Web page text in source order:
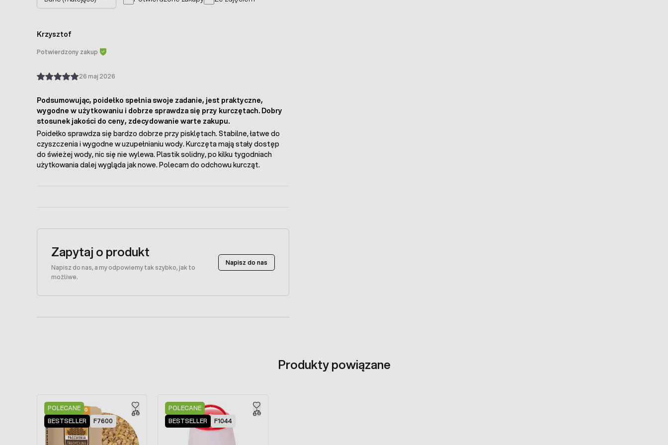
Krzysztof
Potwierdzony zakup
26 maj 2026
Podsumowując, poidełko spełnia swoje zadanie, jest praktyczne,
wygodne w użytkowaniu i dobrze sprawdza się przy kurczętach. Dobry
stosunek jakości do ceny, zdecydowanie warte zakupu.
Poidełko sprawdza się bardzo dobrze przy pisklętach. Stabilne, łatwe do
czyszczenia i wygodne w uzupełnianiu wody. Kurczęta mają stały dostęp
do świeżej wody, nic się nie wylewa. Plastik solidny, po kilku tygodniach
użytkowania dalej wygląda jak nowe. Polecam do odchowu kurcząt.
Zapytaj o produkt
Napisz do nas, a my odpowiemy tak szybko, jak to
możliwe.
Napisz do nas
Produkty powiązane
POLECANE
BESTSELLER
F7600
POLECANE
BESTSELLER
F1044